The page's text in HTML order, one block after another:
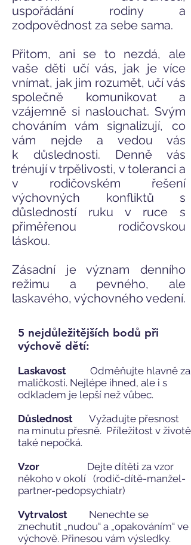
uspořádání rodiny a
zodpovědnost za sebe sama.
Přitom, ani se to nezdá, ale
vaše děti učí vás, jak je více
vnímat, jak jim rozumět, učí vás
společně komunikovat a
vzájemně si naslouchat. Svým
chováním vám signalizují, co
vám nejde a vedou vás
k důslednosti. Denně vás
trénují v trpělivosti, v toleranci a
v rodičovském řešení
výchovných konfliktů s
důsledností ruku v ruce s
přiměřenou rodičovskou
láskou.
Zásadní je význam denního
režimu a pevného, ale
laskavého, výchovného vedení.
5 nejdůležitějších bodů při
výchově dětí:
Laskavost Odměňujte hlavně za
maličkosti. Nejlépe ihned, ale i s
odkladem je lepší než vůbec.
Důslednost Vyžadujte přesnost
na minutu přesně. Příležitost v životě
také nepočká.
Vzor
Dejte dítěti za vzor
někoho v okolí (rodič-dítě-manžel-
partner-pedopsychiatr)
Vytrvalost Nenechte se
znechutit „nudou“ a „opakováním“ ve
výchově. Přinesou vám výsledky.